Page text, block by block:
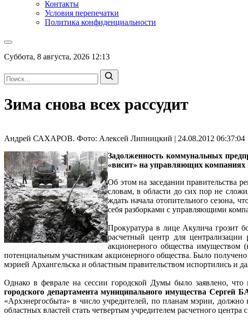
Контакты
Условия перепечатки
Политика конфиденциальности
Суббота, 8 августа, 2026 12:13
Зима снова всех рассудит
Андрей САХАРОВ. Фото: Алексей Липницкий | 24.08.2012 06:37:04
Задолженность коммунальных
«висит» на управляющих компаниях
Об этом на заседании правительства
словам, в области до сих пор не
ждать начала отопительного сезона,
себя разборками с управляющими
Прокуратура в лице Акулича грозит
расчетный центр для
акционерного общества имуществом
потенциальным участникам акционерного общества. Было
мэрией Архангельска и областным правительством испортились и
Однако в феврале на сессии городской Думы было заявлено,
городского департамента муниципального имущества Сергей
«Архэнергосбыта» в число учредителей, по планам мэрии,
областных властей стать четвертым учредителем расчетного